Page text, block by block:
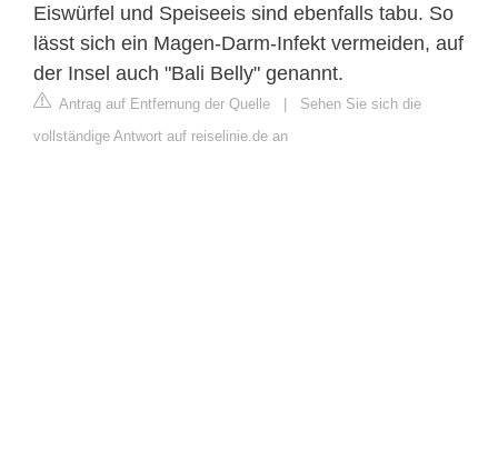
Eiswürfel und Speiseeis sind ebenfalls tabu. So
lässt sich ein Magen-Darm-Infekt vermeiden, auf
der Insel auch "Bali Belly" genannt.
Antrag auf Entfernung der Quelle | Sehen Sie sich die
vollständige Antwort auf reiselinie.de an